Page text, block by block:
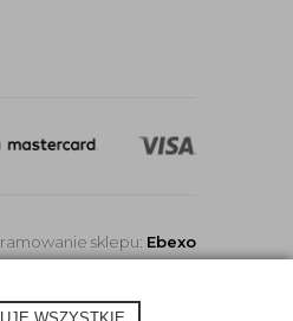
WSZYSTKIE
sklepu: Ebexo